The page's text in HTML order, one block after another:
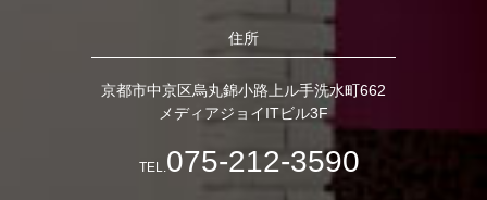
住所
京都市中京区烏丸錦小路上ル手洗水町662
メディアジョイITビル3F
TEL.075-212-3590